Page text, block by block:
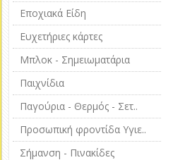
Εποχιακά Είδη
Ευχετήριες κάρτες
Μπλοκ - Σημειωματάρια
Παιχνίδια
Παγούρια - Θερμός - Σετ..
Προσωπική φροντίδα Υγιε..
Σήμανση - Πινακίδες